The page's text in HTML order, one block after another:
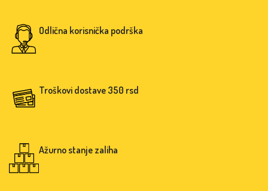
Odlična korisnička podrška
Troškovi dostave 350 rsd
Ažurno stanje zaliha